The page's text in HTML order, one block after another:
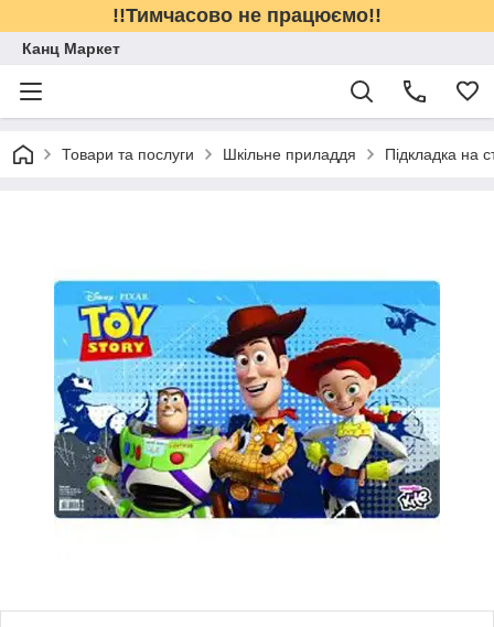
!!Тимчасово не працюємо!!
Канц Маркет
Товари та послуги Шкільне приладдя Підкладка на